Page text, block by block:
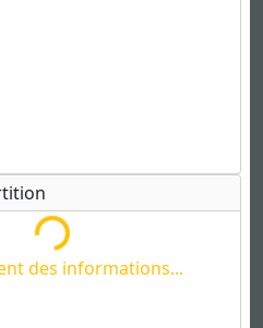
des informations...